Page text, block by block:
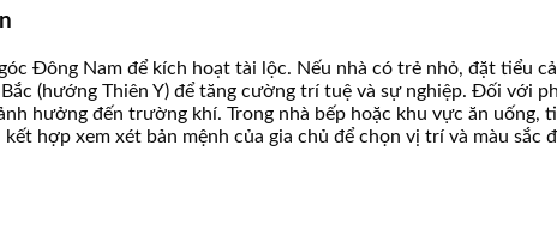
Đông Nam để kích hoạt tài lộc. Nếu nhà có trẻ nhỏ, đặt tiểu
(hướng Thiên Y) để tăng cường trí tuệ và sự nghiệp. Đối với
hưởng đến trường khí. Trong nhà bếp hoặc khu vực ăn uống,
hợp xem xét bản mệnh của gia chủ để chọn vị trí và màu